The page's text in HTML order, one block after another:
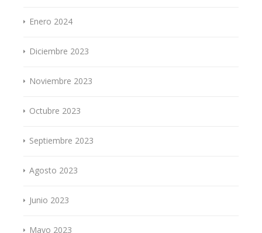
Enero 2024
Diciembre 2023
Noviembre 2023
Octubre 2023
Septiembre 2023
Agosto 2023
Junio 2023
Mayo 2023